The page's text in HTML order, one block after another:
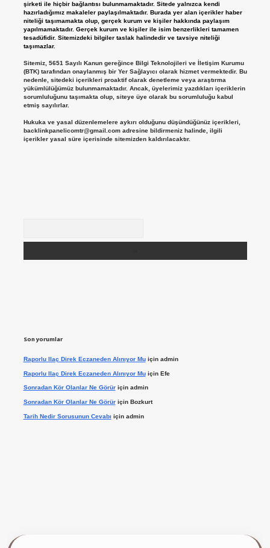
şirketi ile hiçbir bağlantısı bulunmamaktadır. Sitede yalnızca kendi
hazırladığımız makaleler paylaşılmaktadır. Burada yer alan içerikler haber
niteliği taşımamakta olup, gerçek kurum ve kişiler hakkında paylaşım
yapılmamaktadır. Gerçek kurum ve kişiler ile isim benzerlikleri tamamen
tesadüfidir. Sitemizdeki bilgiler taslak halindedir ve tavsiye niteliği
taşımazlar.
Sitemiz, 5651 Sayılı Kanun gereğince Bilgi Teknolojileri ve İletişim Kurumu
(BTK) tarafından onaylanmış bir Yer Sağlayıcı olarak hizmet vermektedir. Bu
nedenle, sitedeki içerikleri proaktif olarak denetleme veya araştırma
yükümlülüğümüz bulunmamaktadır. Ancak, üyelerimiz yazdıkları içeriklerin
sorumluluğunu taşımakta olup, siteye üye olarak bu sorumluluğu kabul
etmiş sayılırlar.
Hukuka ve yasal düzenlemelere aykırı olduğunu düşündüğünüz içerikleri,
backlinkpanelicomtr@gmail.comadresine bildirmeniz halinde, ilgili
içerikler yasal süre içerisinde sitemizden kaldırılacaktır.
Son yorumlar
Raporlu Ilaç Direk Eczaneden Alınıyor Muiçin admin
Raporlu Ilaç Direk Eczaneden Alınıyor Muiçin Efe
Sonradan Kör Olanlar Ne Görüriçin admin
Sonradan Kör Olanlar Ne Görüriçin Bozkurt
Tarih Nedir Sorusunun Cevabı için admin